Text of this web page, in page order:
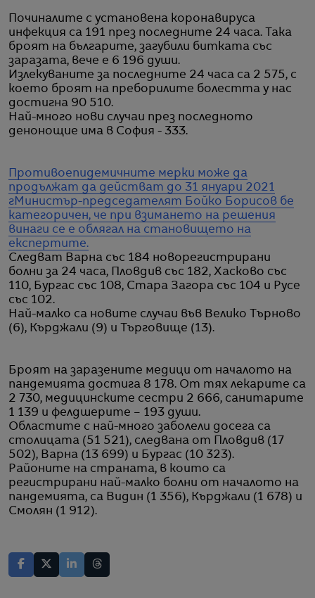
Починалите с установена коронавируса
инфекция са 191 през последните 24 часа. Така
броят на българите, загубили битката със
заразата, вече е 6 196 души.
Излекуваните за последните 24 часа са 2 575, с
което броят на преборилите болестта у нас
достигна 90 510.
Най-много нови случаи през последното
денонощие има в София - 333.
Противоепидемичните мерки може да
продължат да действат до 31 януари 2021
гМинистър-председателят Бойко Борисов бе
категоричен, че при взимането на решения
винаги се е облягал на становището на
експертите.
Следват Варна със 184 новорегистрирани
болни за 24 часа, Пловдив със 182, Хасково със
110, Бургас със 108, Стара Загора със 104 и Русе
със 102.
Най-малко са новите случаи във Велико Търново
(6), Кърджали (9) и Търговище (13).
Броят на заразените медици от началото на
пандемията достига 8 178. От тях лекарите са
2 730, медицинските сестри 2 666, санитарите
1 139 и фелдшерите – 193 души.
Областите с най-много заболели досега са
столицата (51 521), следвана от Пловдив (17
502), Варна (13 699) и Бургас (10 323).
Районите на страната, в които са
регистрирани най-малко болни от началото на
пандемията, са Видин (1 356), Кърджали (1 678) и
Смолян (1 912).